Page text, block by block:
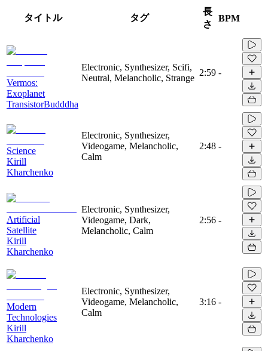
タイトル タグ
長
さ
BPM
Vermos:
Exoplanet
TransistorBudddha
Electronic, Synthesizer, Scifi,
Neutral, Melancholic, Strange
2:59 -
Science
Kirill
Kharchenko
Electronic, Synthesizer,
Videogame, Melancholic,
Calm
2:48 -
Artificial
Satellite
Kirill
Kharchenko
Electronic, Synthesizer,
Videogame, Dark,
Melancholic, Calm
2:56 -
Modern
Technologies
Kirill
Kharchenko
Electronic, Synthesizer,
Videogame, Melancholic,
Calm
3:16 -